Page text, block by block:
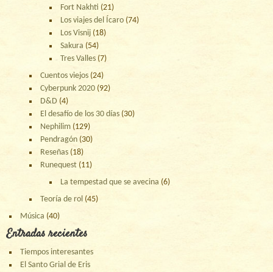
Fort Nakhti (21)
Los viajes del Ícaro (74)
Los Visnij (18)
Sakura (54)
Tres Valles (7)
Cuentos viejos (24)
Cyberpunk 2020 (92)
D&D (4)
El desafío de los 30 días (30)
Nephilim (129)
Pendragón (30)
Reseñas (18)
Runequest (11)
La tempestad que se avecina (6)
Teoría de rol (45)
Música (40)
Entradas recientes
Tiempos interesantes
El Santo Grial de Eris